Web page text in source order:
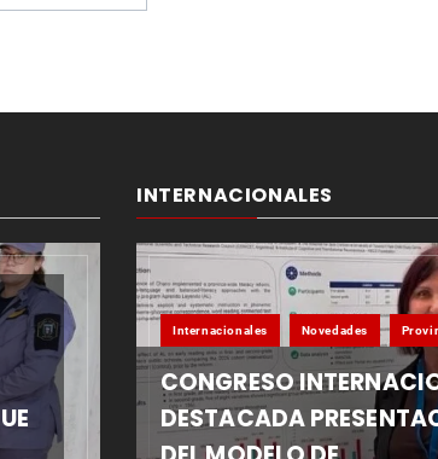
INTERNACIONALES
Internacionales Novedades
CONGRESO
DESTACADA